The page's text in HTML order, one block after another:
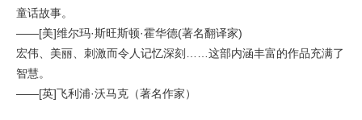
童话故事。
——[美]维尔玛·斯旺斯顿·霍华德(著名翻译家)
宏伟、美丽、刺激而令人记忆深刻……这部内涵丰富的作品充满了
智慧。
——[英]飞利浦·沃马克（著名作家）